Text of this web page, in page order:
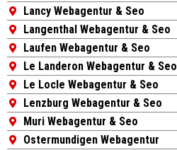
Lancy Webagentur & Seo
Langenthal Webagentur & Seo
Laufen Webagentur & Seo
Le Landeron Webagentur & Seo
Le Locle Webagentur & Seo
Lenzburg Webagentur & Seo
Muri Webagentur & Seo
Ostermundigen Webagentur